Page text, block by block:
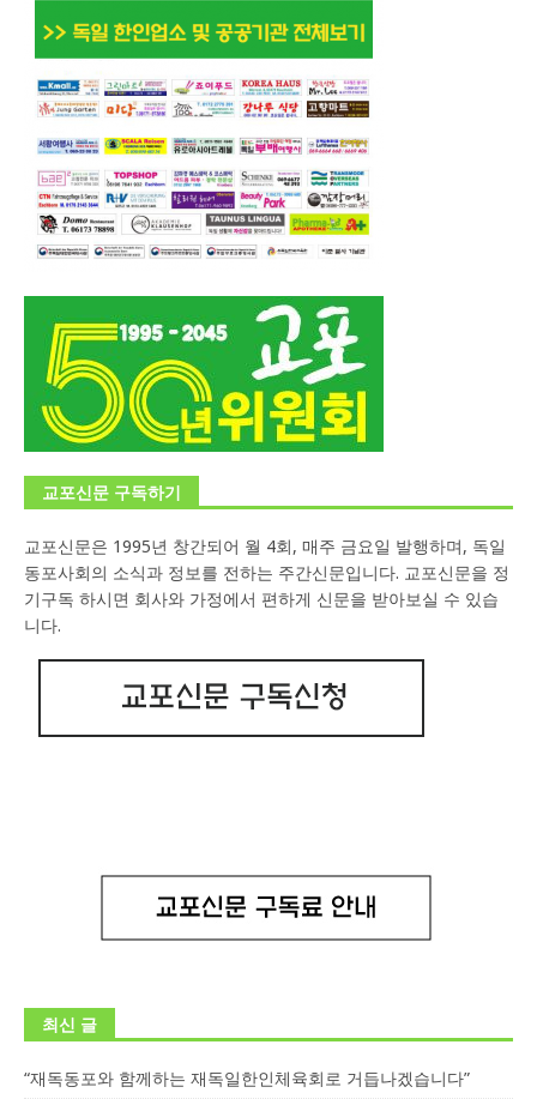
교포신문 구독하기
교포신문은 1995년 창간되어 월 4회, 매주 금요일 발행하며, 독일
동포사회의 소식과 정보를 전하는 주간신문입니다. 교포신문을 정
기구독 하시면 회사와 가정에서 편하게 신문을 받아보실 수 있습
니다.
최신 글
“재독동포와 함께하는 재독일한인체육회로 거듭나겠습니다”